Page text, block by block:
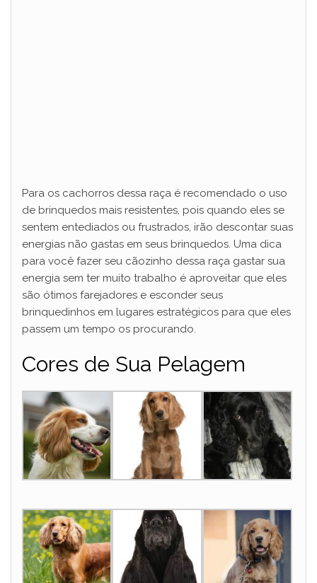
Para os cachorros dessa raça é recomendado o uso
de brinquedos mais resistentes, pois quando eles se
sentem entediados ou frustrados, irão descontar suas
energias não gastas em seus brinquedos. Uma dica
para você fazer seu cãozinho dessa raça gastar sua
energia sem ter muito trabalho é aproveitar que eles
são ótimos farejadores e esconder seus
brinquedinhos em lugares estratégicos para que eles
passem um tempo os procurando.
Cores de Sua Pelagem